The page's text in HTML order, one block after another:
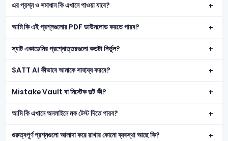
এর প্রশ্ন ও সমাধান কি এখানে পাওয়া যাবে?
আমি কি এই প্রশ্নগুলোর PDF ডাউনলোড করতে পারব?
স্যাট একাডেমির প্রশ্নোত্তরগুলো কতটা নির্ভুল?
SATT AI কীভাবে আমাকে সাহায্য করবে?
Mistake Vault বা মিস্টেক ভল্ট কী?
আমি কি এখানে অনলাইনে মক টেস্ট দিতে পারব?
গুরুত্বপূর্ণ প্রশ্নগুলো আলাদা করে রাখার কোনো ব্যবস্থা আছে কি?